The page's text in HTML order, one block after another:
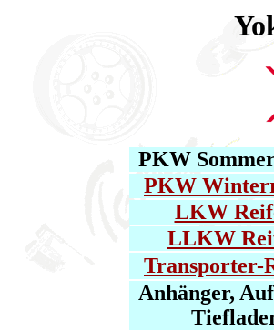
PKW
PKW
LKW
LLKW
Transporter-
Anhänger,